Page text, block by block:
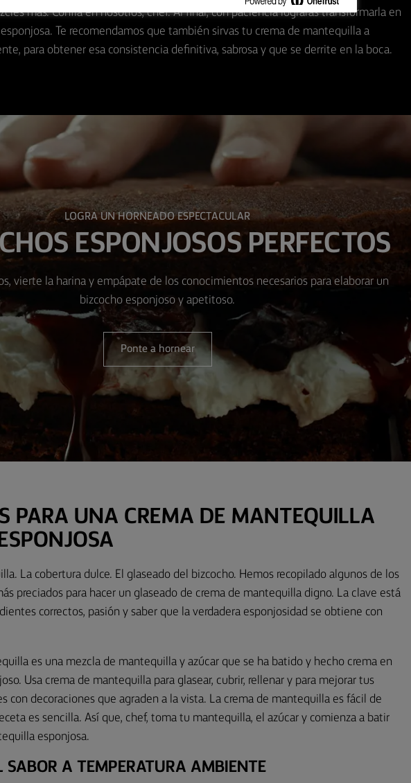
más. Confía en nosotros, chef. Al final, con paciencia lograrás transformarla en
Te recomendamos que también sirvas tu crema de mantequilla a
para obtener esa consistencia definitiva, sabrosa y que se derrite en la boca.
LOGRA UN HORNEADO ESPECTACULAR
ESPONJOSOS PERFECTOS
vierte la harina y empápate de los conocimientos necesarios para elaborar un
bizcocho esponjoso y apetitoso.
Ponte a hornear
PARA UNA CREMA DE MANTEQUILLA
La cobertura dulce. El glaseado del bizcocho. Hemos recopilado algunos de los
preciados para hacer un glaseado de crema de mantequilla digno. La clave está
correctos, pasión y saber que la verdadera esponjosidad se obtiene con
es una mezcla de mantequilla y azúcar que se ha batido y hecho crema en
Usa crema de mantequilla para glasear, cubrir, rellenar y para mejorar tus
con decoraciones que agraden a la vista. La crema de mantequilla es fácil de
es sencilla. Así que, chef, toma tu mantequilla, el azúcar y comienza a batir
esponjosa.
SABOR A TEMPERATURA AMBIENTE